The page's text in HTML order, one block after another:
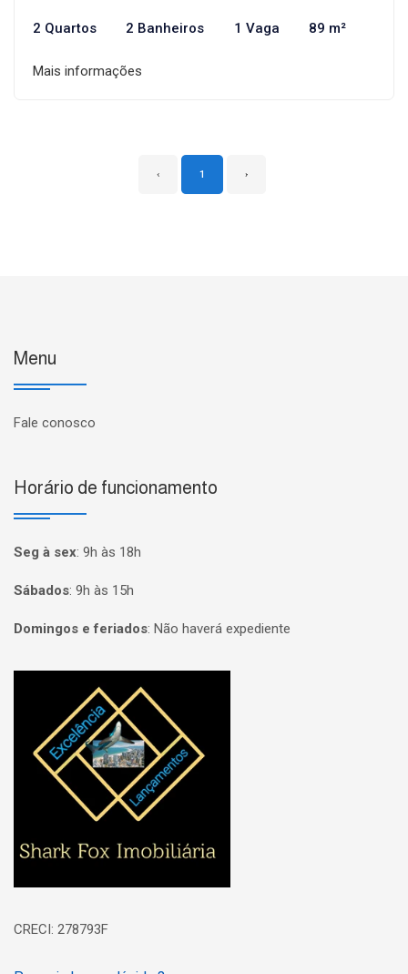
2 Quartos 2 Banheiros 1 Vaga 89 m²
Mais informações
‹ 1 ›
Menu
Fale conosco
Horário de funcionamento
Seg à sex: 9h às 18h
Sábados: 9h às 15h
Domingos e feriados: Não haverá expediente
Página inicial
CRECI: 278793F